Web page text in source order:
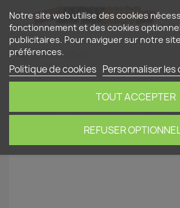

search
- stylo bille mécanique court DAY-
Notre site web utilise des cookies
fonctionnement et des cookies
publicitaires. Pour naviguer sur notre
préférences.
Politique de cookies Personnaliser les
REFUSER
TOUT ACCEPTER